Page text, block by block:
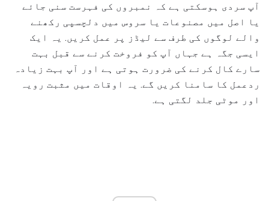
آپ سردی ہوسکتی ہے کہ نمبروں کی فہرست سنی جائے
یا اصل میں مصنوعات یا سروس میں دلچسپی رکھنے
والے لوگوں کی طرف سے لیڈز پر عمل کریں. یہ ایک
ایسی جگہ ہے جہاں آپ کو فروخت کرنے سے قبل بہت
سارے کال کرنے کی ضرورت ہوتی ہے اور آپ بہت زیادہ
ردعمل کا سامنا کریں گے. یہ اوقات میں مثبت رویہ
اور موٹی جلد لگتی ہے.